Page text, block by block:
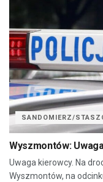
SANDOMIERZ/
Wyszmontów:
Uwaga kierowcy. Na
Wyszmontów, na